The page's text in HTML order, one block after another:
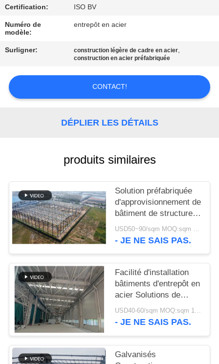
VISITE
DE
CONTRÔLE
QUALITÉ
NOUVELLES
CAS
PLAN
DU
SITE
POLITIQUE
DE
CONFIDENTIALITÉ
Certification: ISO BV
Numéro de
modèle:
entrepôt en acier
Surligner: construction légère de cadre en acier,
construction en acier préfabriquée
CONTACT!
DÉPLIER LES DÉTAILS
produits similaires
Solution préfabriquée
d'approvisionnement de
bâtiment de structure
métallique pour
l'industrie
USD50~90/sqm MOQ:sqm 1000
- JE NE SAIS PAS.
Facilité d'installation
bâtiments d'entrepôt en
acier Solutions de
stockage
respectueuses de
USD40-60/sqm MOQ:sqm 1000
- JE NE SAIS PAS.
Galvanisés